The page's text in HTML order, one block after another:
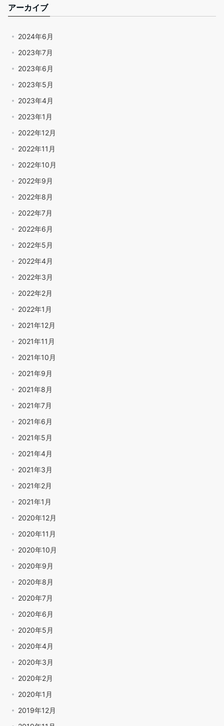
アーカイブ
2024年6月
2023年7月
2023年6月
2023年5月
2023年4月
2023年1月
2022年12月
2022年11月
2022年10月
2022年9月
2022年8月
2022年7月
2022年6月
2022年5月
2022年4月
2022年3月
2022年2月
2022年1月
2021年12月
2021年11月
2021年10月
2021年9月
2021年8月
2021年7月
2021年6月
2021年5月
2021年4月
2021年3月
2021年2月
2021年1月
2020年12月
2020年11月
2020年10月
2020年9月
2020年8月
2020年7月
2020年6月
2020年5月
2020年4月
2020年3月
2020年2月
2020年1月
2019年12月